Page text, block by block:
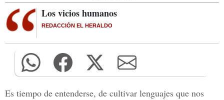
Los vicios humanos
REDACCIÓN EL HERALDO
Es tiempo de entenderse, de cultivar lenguajes que nos